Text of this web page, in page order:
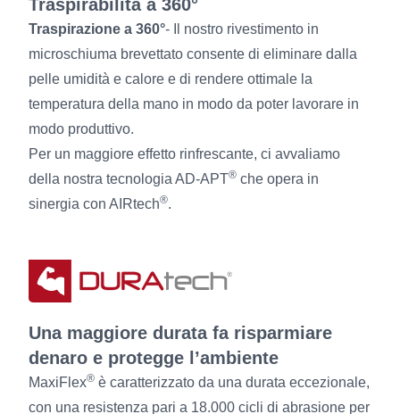
Traspirabilità a 360°
Traspirazione a 360°- Il nostro rivestimento in
microschiuma brevettato consente di eliminare dalla
pelle umidità e calore e di rendere ottimale la
temperatura della mano in modo da poter lavorare in
modo produttivo.
Per un maggiore effetto rinfrescante, ci avvaliamo
della nostra tecnologia AD-APT® che opera in
sinergia con AIRtech®.
Una maggiore durata fa risparmiare
denaro e protegge l’ambiente
MaxiFlex® è caratterizzato da una durata eccezionale,
con una resistenza pari a 18.000 cicli di abrasione per